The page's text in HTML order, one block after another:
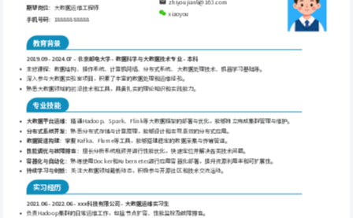
期望岗位：大数据运维工程师
手机号码：18888888888
xiaoyou
教育背景
2019.09 - 2024.07 - 北京邮电大学 - 数据科学与大数据技术专业 - 本科
主修课程：数据结构、操作系统、计算机网络、分布式系统、大数据处理技术、机器学习基础等。
深入参与大数据实验室项目，积累了丰富的数据处理和运维经验。
熟悉大数据领域的前沿技术和工具，具备扎实的理论知识和实践能力。
专业技能
大数据平台运维：精通Hadoop、Spark、Flink等大数据框架的部署与优化，能够独立完成集群管理与维护。
分布式系统开发：熟悉分布式存储与计算原理，能够设计和实现高效的分布式应用。
数据管道构建：掌握Kafka、Flume等工具，能够搭建稳定的数据采集与传输管道。
性能调优与故障排查：擅长分析系统瓶颈并进行性能优化，快速定位并解决各类技术问题。
容器化与自动化：熟练使用Docker和Kubernetes进行应用容器化部署，提升资源利用率和可扩展性。
持续学习与创新：关注大数据领域最新动态，积极参与开源社区和技术交流活动。
实习经历
2021.06 - 2022.06 - xxx科技有限公司 - 大数据运维实习生
负责Hadoop集群的日常运维工作，包括节点扩容、性能监控及故障排查。